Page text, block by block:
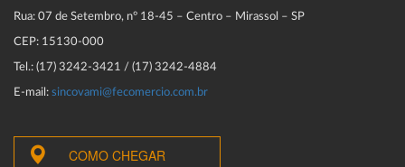
Rua: 07 de Setembro, n° 18-45 – Centro – Mirassol – SP
CEP: 15130-000
Tel.: (17) 3242-3421 / (17) 3242-4884
E-mail: sincovami@fecomercio.com.br
COMO CHEGAR